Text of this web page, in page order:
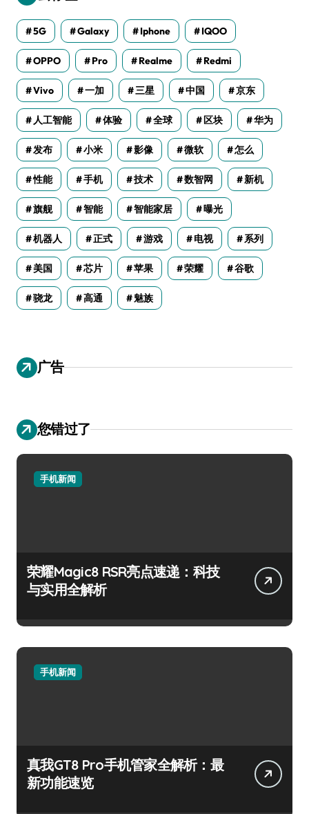
5G Galaxy Iphone IQOO
OPPO Pro Realme Redmi
Vivo 一加 三星 中国 京东
人工智能 体验 全球 区块 华为
发布 小米 影像 微软 怎么
性能 手机 技术 数智网 新机
旗舰 智能 智能家居 曝光
机器人 正式 游戏 电视 系列
美国 芯片 苹果 荣耀 谷歌
骁龙 高通 魅族
广告
您错过了
手机新闻
荣耀Magic8 RSR亮点速递：科技
与实用全解析
手机新闻
真我GT8 Pro手机管家全解析：最
新功能速览